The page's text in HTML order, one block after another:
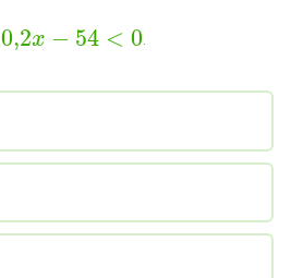
0,2x − 54 < 0.